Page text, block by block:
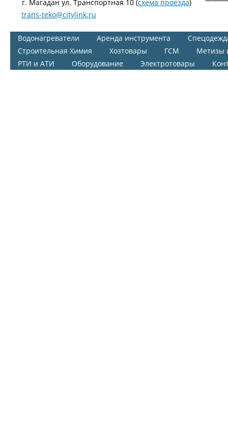
г. Магадан ул. Транспортная 10 (схема проезда)
trans-teko@citylink.ru
Водонагреватели Аренда инструмента
Строительная Химия
Хозтовары ГСМ
Метизы
РТИ и АТИ
Оборудование Электротовары